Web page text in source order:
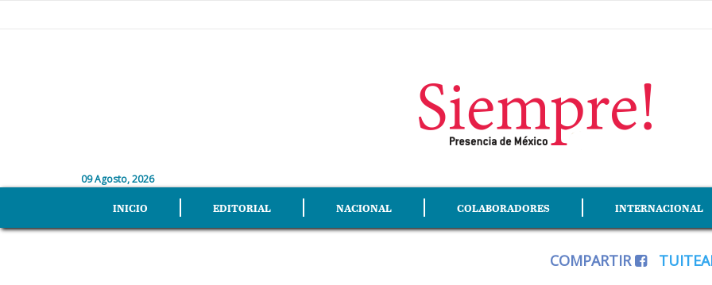
09 Agosto, 2026
INICIO EDITORIAL NACIONAL COLABORADORES INTERNACIONAL
COMPARTIR